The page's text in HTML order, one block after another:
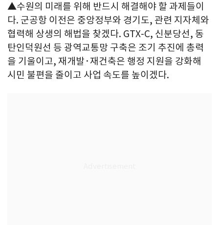
▲수원의 미래를 위해 반드시 해결해야 할 과제들이
다. 군공항 이전은 중앙정부와 경기도, 관련 지자체와
협력해 상생의 해법을 찾겠다. GTX-C, 신분당선, 동
탄인덕원선 등 광역교통망 구축은 조기 추진에 총력
을 기울이고, 재개발·재건축은 행정 지원을 강화해
시민 불편을 줄이고 사업 속도를 높이겠다.